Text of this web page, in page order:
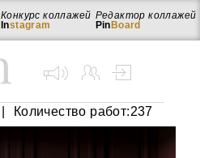
Редактор коллажей
Pin Board
Конкурс коллажей
Instagram
Количество работ:237